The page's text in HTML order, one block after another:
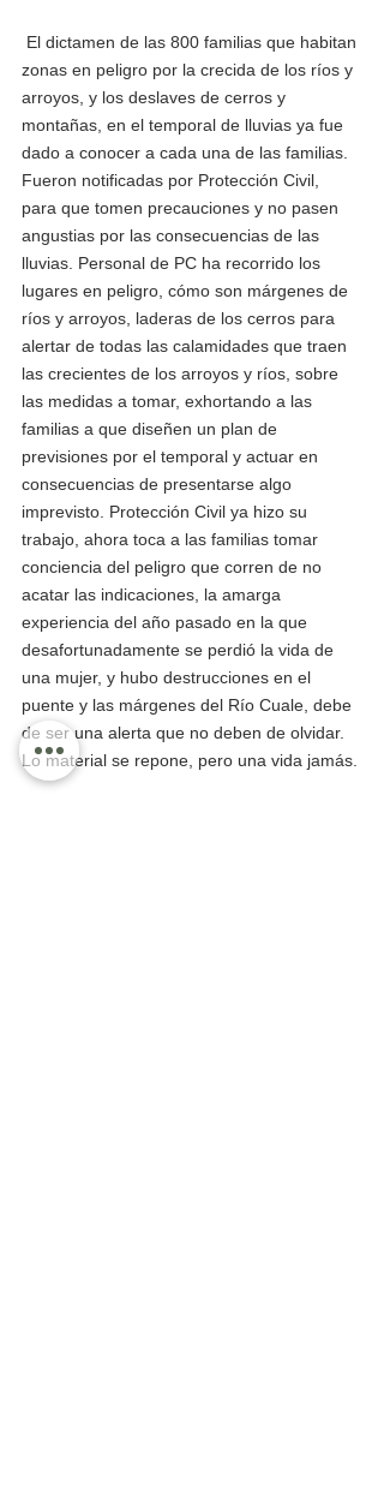
zonas en peligro por la crecida de los ríos y
arroyos, y los deslaves de cerros y
montañas, en el temporal de lluvias ya fue
dado a conocer a cada una de las familias.
Fueron notificadas por Protección Civil,
para que tomen precauciones y no pasen
angustias por las consecuencias de las
lluvias. Personal de PC ha recorrido los
lugares en peligro, cómo son márgenes de
ríos y arroyos, laderas de los cerros para
alertar de todas las calamidades que traen
las crecientes de los arroyos y ríos, sobre
las medidas a tomar, exhortando a las
familias a que diseñen un plan de
previsiones por el temporal y actuar en
consecuencias de presentarse algo
imprevisto. Protección Civil ya hizo su
trabajo, ahora toca a las familias tomar
conciencia del peligro que corren de no
acatar las indicaciones, la amarga
experiencia del año pasado en la que
desafortunadamente se perdió la vida de
una mujer, y hubo destrucciones en el
puente y las márgenes del Río Cuale, debe
de ser una alerta que no deben de olvidar.
Lo material se repone, pero una vida jamás.